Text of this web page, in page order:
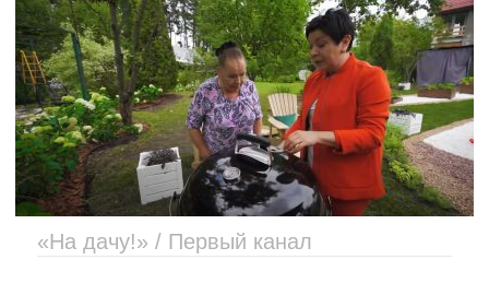
«На дачу!» / Первый канал